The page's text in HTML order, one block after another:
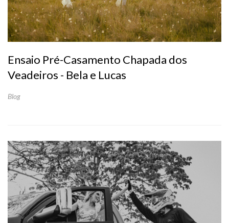
Ensaio Pré-Casamento Chapada dos
Veadeiros - Bela e Lucas
Blog